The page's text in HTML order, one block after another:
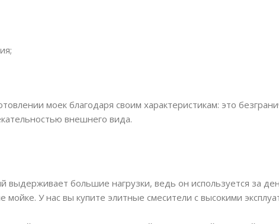
моек благодаря своим характеристикам: это
внешнего вида.
выдерживает большие нагрузки, ведь он используется за
мойке. У нас вы купите элитные смесители с высокими